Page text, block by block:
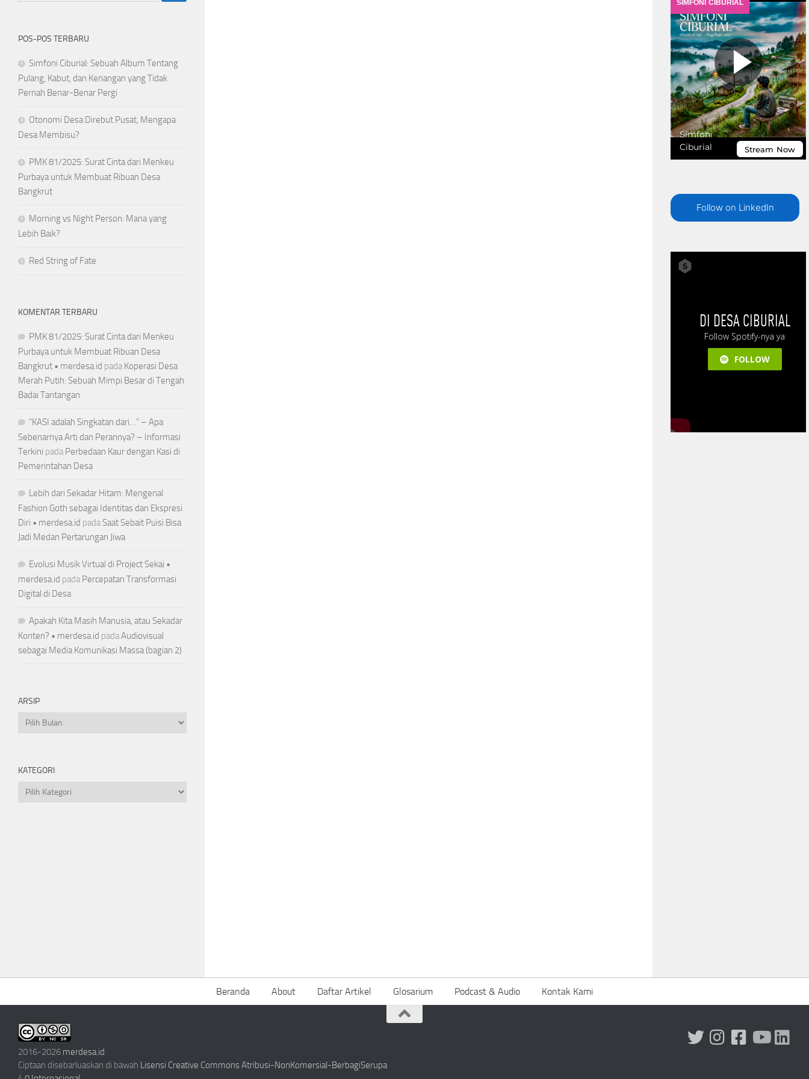
POS-POS TERBARU
Simfoni Ciburial: Sebuah Album Tentang
Pulang, Kabut, dan Kenangan yang Tidak
Pernah Benar-Benar Pergi
Otonomi Desa Direbut Pusat, Mengapa
Desa Membisu?
PMK 81/2025: Surat Cinta dari Menkeu
Purbaya untuk Membuat Ribuan Desa
Bangkrut
Morning vs Night Person: Mana yang
Lebih Baik?
Red String of Fate
KOMENTAR TERBARU
PMK 81/2025: Surat Cinta dari Menkeu
Purbaya untuk Membuat Ribuan Desa
Bangkrut • merdesa.id pada Koperasi Desa
Merah Putih: Sebuah Mimpi Besar di Tengah
Badai Tantangan
“KASI adalah Singkatan dari…” – Apa
Sebenarnya Arti dan Perannya? – Informasi
Terkini pada Perbedaan Kaur dengan Kasi di
Pemerintahan Desa
Lebih dari Sekadar Hitam: Mengenal
Fashion Goth sebagai Identitas dan Ekspresi
Diri • merdesa.id pada Saat Sebait Puisi Bisa
Jadi Medan Pertarungan Jiwa
Evolusi Musik Virtual di Project Sekai •
merdesa.id pada Percepatan Transformasi
Digital di Desa
Apakah Kita Masih Manusia, atau Sekadar
Konten? • merdesa.id padaAudiovisual
sebagai Media Komunikasi Massa (bagian 2)
ARSIP
Arsip
KATEGORI
Kategori
Follow on LinkedIn
Beranda About Daftar Artikel Glosarium Podcast & Audio Kontak Kami
2016-2026 merdesa.id
Ciptaan disebarluaskan di bawah Lisensi Creative Commons Atribusi-NonKomersial-BerbagiSerupa